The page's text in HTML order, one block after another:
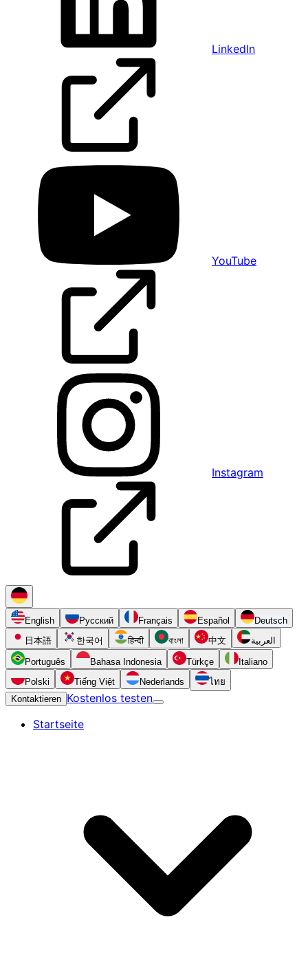
LinkedIn
YouTube
Instagram
English Русский Français Español
Deutsch
日本語
한국어 हिन्दी বাংলা 中文 العربية
Português Bahasa Indonesia Türkçe
Italiano
Polski
Tiếng Việt Nederlands
ไทย
Kontaktieren Kostenlos testen
Startseite